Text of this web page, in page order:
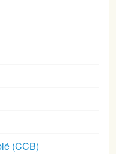
(CCB)